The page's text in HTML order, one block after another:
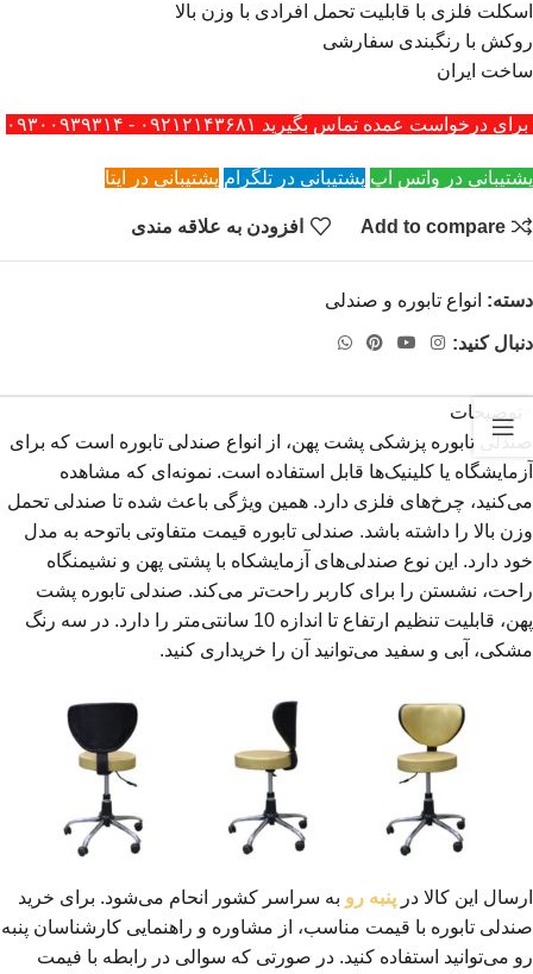
اسکلت فلزی با قابلیت تحمل افرادی با وزن بالا
روکش با رنگبندی سفارشی
ساخت ایران
برای درخواست عمده تماس بگیرید ۰۹۲۱۲۱۴۳۶۸۱ - ۰۹۳۰۰۹۳۹۳۱۴
پشتیبانی در واتس اپ پشتیبانی در تلگرام پشتیبانی در ایتا
Add to compare افزودن به علاقه مندی
دسته: انواع تابوره و صندلی
دنبال کنید:
توضیحات
صندلی تابوره پزشکی پشت پهن، از انواع صندلی تابوره است که برای
آزمایشگاه یا کلینیک‌ها قابل استفاده است. نمونه‌ای که مشاهده
می‌کنید، چرخ‌های فلزی دارد. همین ویژگی باعث شده تا صندلی تحمل
وزن بالا را داشته باشد. صندلی تابوره قیمت متفاوتی باتوحه به مدل
خود دارد. این نوع صندلی‌های آزمایشکاه با پشتی پهن و نشیمنگاه
راحت، نشستن را برای کاربر راحت‌تر می‌کند. صندلی تابوره پشت
پهن، قابلیت تنظیم ارتفاع تا اندازه 10 سانتی‌متر را دارد. در سه رنگ
مشکی، آبی و سفید می‌توانید آن را خریداری کنید.
ارسال این کالا در پنبه رو به سراسر کشور انحام می‌شود. برای خرید
صندلی تابوره با قیمت مناسب، از مشاوره و راهنمایی کارشناسان پنبه
رو می‌توانید استفاده کنید. در صورتی که سوالی در رابطه با فیمت